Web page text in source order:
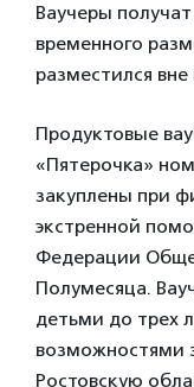
Ваучеры
временного
разместился вне
Продуктовые
«Пятерочка»
закуплены при
экстренной
Федерации
Полумесяца.
детьми до трех
возможностями
Ростовскую